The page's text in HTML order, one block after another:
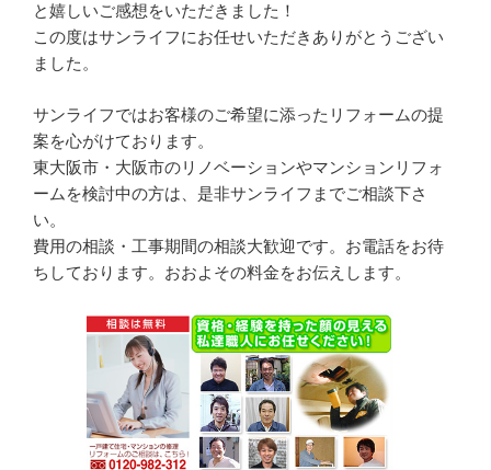
と嬉しいご感想をいただきました！
この度はサンライフにお任せいただきありがとうござい
ました。
サンライフではお客様のご希望に添ったリフォームの提
案を心がけております。
東大阪市・大阪市のリノベーションやマンションリフォ
ームを検討中の方は、是非サンライフまでご相談下さ
い。
費用の相談・工事期間の相談大歓迎です。お電話をお待
ちしております。おおよその料金をお伝えします。